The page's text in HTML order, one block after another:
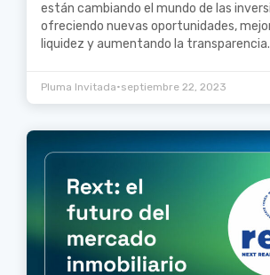
están cambiando el mundo de las
ofreciendo nuevas oportunidades,
liquidez y aumentando la transparencia.
Pluma Invitada•septiembre 22, 2023